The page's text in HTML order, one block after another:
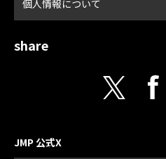
個人情報について
share
JMP 公式X